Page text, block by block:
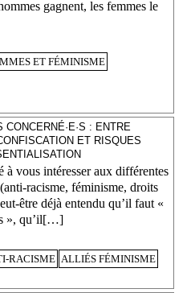
gagnent, les femmes le
ET FÉMINISME
CONCERNÉ·E·S : ENTRE
ET RISQUES
à vous intéresser aux différentes
racisme, féminisme, droits
être déjà entendu qu’il faut «
», qu’il[…]
RACISME ALLIÉS FÉMINISME